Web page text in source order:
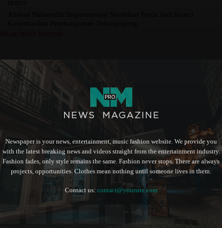
Newspaper is your news, entertainment, music fashion website. We provide you
with the latest breaking news and videos straight from the entertainment industry.
Fashion fades, only style remains the same. Fashion never stops. There are always
projects, opportunities. Clothes mean nothing until someone lives in them.
Contact us: contact@yoursite.com